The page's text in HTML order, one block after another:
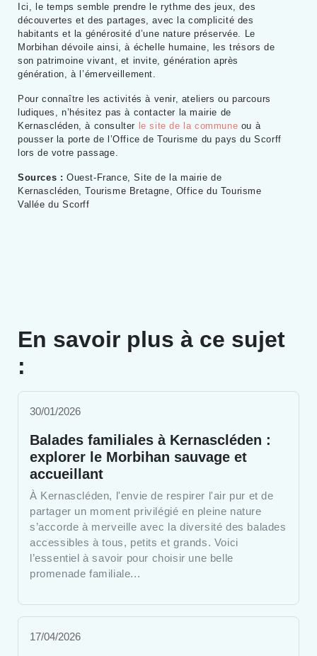
Ici, le temps semble prendre le rythme des jeux, des
découvertes et des partages, avec la complicité des
habitants et la générosité d’une nature préservée. Le
Morbihan dévoile ainsi, à échelle humaine, les trésors de
son patrimoine vivant, et invite, génération après
génération, à l’émerveillement.
Pour connaître les activités à venir, ateliers ou parcours
ludiques, n’hésitez pas à contacter la mairie de
Kernascléden, à consulter le site de la commune ou à
pousser la porte de l’Office de Tourisme du pays du Scorff
lors de votre passage.
Sources : Ouest-France, Site de la mairie de
Kernascléden, Tourisme Bretagne, Office du Tourisme
Vallée du Scorff
En savoir plus à ce sujet
:
30/01/2026
Balades familiales à Kernascléden :
explorer le Morbihan sauvage et
accueillant
À Kernascléden, l'envie de respirer l'air pur et de
partager un moment privilégié en pleine nature
s’accorde à merveille avec la diversité des balades
accessibles à tous, petits et grands. Voici
l’essentiel à savoir pour choisir une belle
promenade familiale...
17/04/2026